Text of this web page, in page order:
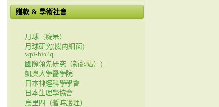
贈款 & 學術社會
月球（癡呆）
月球研究(腸内細菌)
wpi-bio2q
國際領先研究（新網站）)
凱奧大學醫學院
日本神經科學學會
日本生理學協會
烏里四（暫時護理）